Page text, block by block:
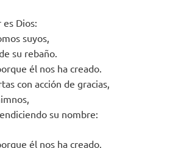
Dios:
suyos,
su rebaño.
él nos ha creado.
con acción de gracias,
su nombre:
él nos ha creado.